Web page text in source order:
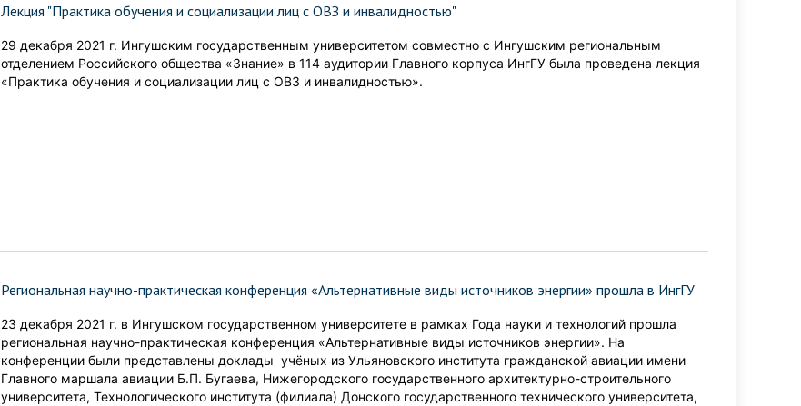
Лекция "Практика обучения и социализации лиц с ОВЗ и инвалидностью"
29 декабря 2021 г.​ Ингушским государственным университетом совместно с Ингушским региональным
отделением Российского общества «Знание» в 114 аудитории Главного корпуса ИнгГУ была проведена лекция
«Практика обучения и социализации лиц с ОВЗ и инвалидностью».
Региональная научно-практическая конференция «Альтернативные виды источников энергии» прошла в ИнгГУ
23 декабря 2021 г. в Ингушском государственном университете в рамках Года науки и технологий прошла
региональная научно-практическая конференция «Альтернативные виды источников энергии». На
конференции были представлены доклады учёных из Ульяновского института гражданской авиации имени
Главного маршала авиации Б.П. Бугаева, Нижегородского государственного архитектурно-строительного
университета, Технологического института (филиала) Донского государственного технического университета,